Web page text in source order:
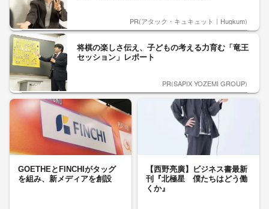
PR(アタック・キュキュット｜Hugkum)
将棋の楽しさ伝え、子どもの考える力育む「竜王
セッション」レポート
PR(SAPIX YOZEMI GROUP)
GOETHEとFINCHIがタッグ
を組み、新メディアを創設
【西野亮廣】ビジネス書最新
刊『北極星 僕たちはどう働
くか』